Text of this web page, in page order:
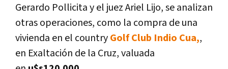
Gerardo Pollicita y el juez Ariel Lijo, se analizan
otras operaciones, como la compra de una
vivienda en el countryGolf Club Indio Cua,,
en Exaltación de la Cruz, valuada